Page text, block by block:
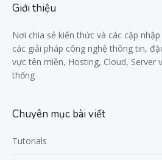
Giới thiệu
Nơi chia sẻ kiến thức và các cập
các giải pháp công nghệ thông tin,
vực tên miền, Hosting, Cloud, Server
thống
Chuyên mục bài viết
Tutorials